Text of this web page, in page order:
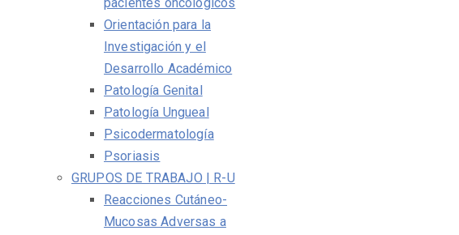
pacientes oncológicos
Orientación para la
Investigación y el
Desarrollo Académico
Patología Genital
Patología Ungueal
Psicodermatología
Psoriasis
GRUPOS DE TRABAJO | R-U
Reacciones Cutáneo-
Mucosas Adversas a